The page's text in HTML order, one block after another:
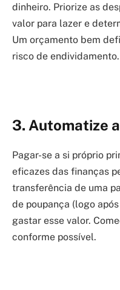
dinheiro. Priorize as
valor para lazer e
Um orçamento bem
risco de endividamento.
3. Automatize
Pagar-se a si próprio
eficazes das finanças
transferência de uma
de poupança (logo
gastar esse valor.
conforme possível.